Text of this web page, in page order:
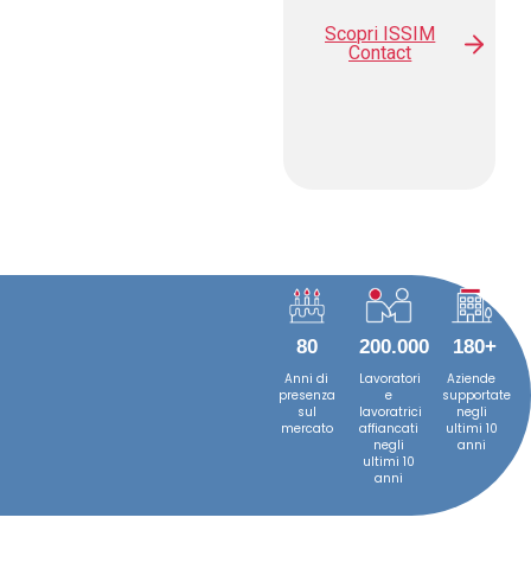
Scopri ISSIM
Contact
80
Anni di
presenza
sul
mercato
200.000
Lavoratori
e
lavoratrici
affiancati
negli
ultimi 10
anni
180+
Aziende
supportate
negli
ultimi 10
anni